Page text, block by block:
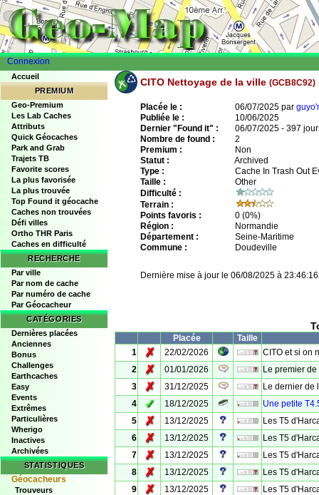
Connexion
Accueil
PREMIUM
Geo-Premium
Les Lab Caches
Attributs
Quick Géocaches
Park and Grab
Trajets TB
Favorite scores
La plus favorisée
La plus trouvée
Top Found it géocache
Caches non trouvées
Défi villes
Ortho THR Paris
Caches en difficulté
RECHERCHE
Par ville
Par nom de cache
Par numéro de cache
Par Géocacheur
CATÉGORIES
Dernières placées
Anciennes
Bonus
Challenges
Earthcaches
Easy
Events
Extrêmes
Particulières
Wherigo
Inactives
Archivées
STATISTIQUES
Géocacheurs
Trouveurs
CITO Nettoyage de la ville (GCB8C92)
Placée le : 06/07/2025 par
Publiée le :
10/06/2025
Dernier "Found it" :
06/07/2025 - 397
Nombre de found :
2
Premium :
Non
Statut :
Archived
Type :
Cache In Trash Out
Taille :
Other
Difficulté :
Terrain :
Points favoris :
0 (0%)
Région :
Normandie
Département :
Seine-Maritime
Commune :
Doudeville
Dernière mise à jour le 06/08/2025 à 23:46:16
Placée
Taille
1
✗ 22/02/2026
CITO et si on
2
✗ 01/01/2026
Le premier
3
✗ 31/12/2025
Le dernier de
4
✓ 18/12/2025
Une petite
5
✗ 13/12/2025
Les T5
6
✗ 13/12/2025
Les T5
7
✗ 13/12/2025
Les T5
8
✗ 13/12/2025
Les T5
9
✗ 13/12/2025
Les T5